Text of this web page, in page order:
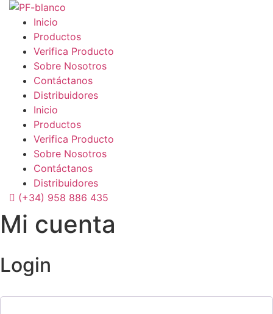
Skip
content
Inicio
Productos
Verifica Producto
Sobre Nosotros
Contáctanos
Distribuidores
Inicio
Productos
Verifica Producto
Sobre Nosotros
Contáctanos
Distribuidores
(+34) 958 886 435
Mi cuenta
Login